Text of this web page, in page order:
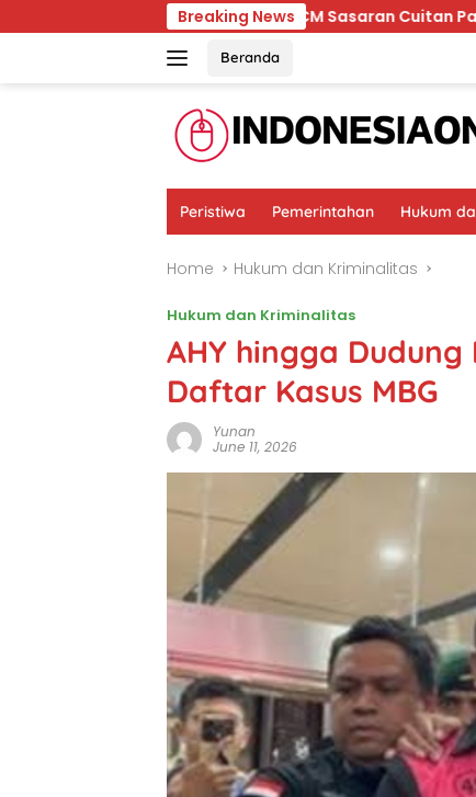
to
Breaking News
Ternyata RSCM Sasaran Cuitan Pasien BPJS yang
Beranda
Peristiwa Pemerintahan Hukum
Home Hukum dan Kriminalitas
Hukum dan Kriminalitas
AHY hingga
Daftar Kasus MBG
Yunan
June 11, 2026